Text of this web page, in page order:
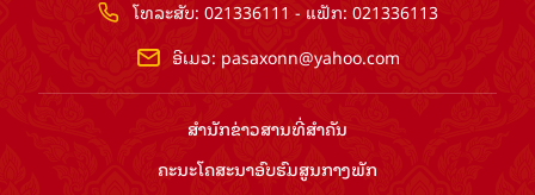
ສຳ​ນັກ​ຂ່າວ​ສານ​ທີ່​ສຳ​ຄັນ​
ໜັງສືພິມ ປະ​ຊາ​ຊົນ
ສຳ​ນັກ​ງານ​ທີ່​ສຳ​ຄັນ